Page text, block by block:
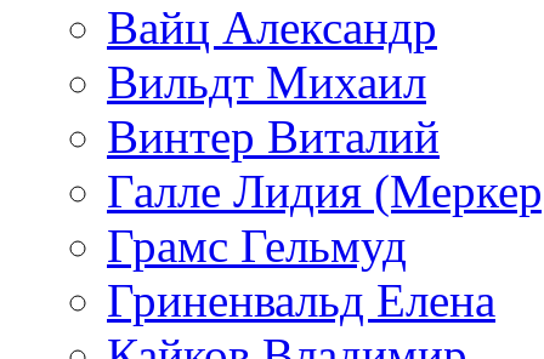
Вайц Александр
Вильдт Михаил
Винтер Виталий
Галле Лидия
Грамс Гельмуд
Гриненвальд Елена